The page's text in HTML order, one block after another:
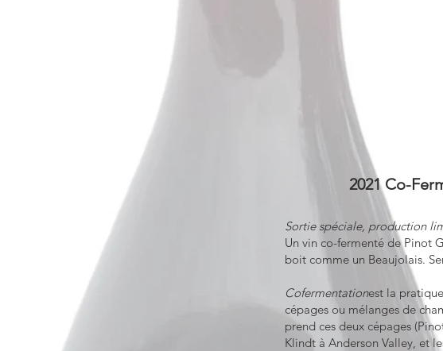
2021 Co-
Sortie spéciale, production
Un vin co-fermenté de Pinot
boit comme un Beaujolais.
Cofermentationest la
cépages ou mélanges de
prend ces deux cépages
Klindt à Anderson Valley, et